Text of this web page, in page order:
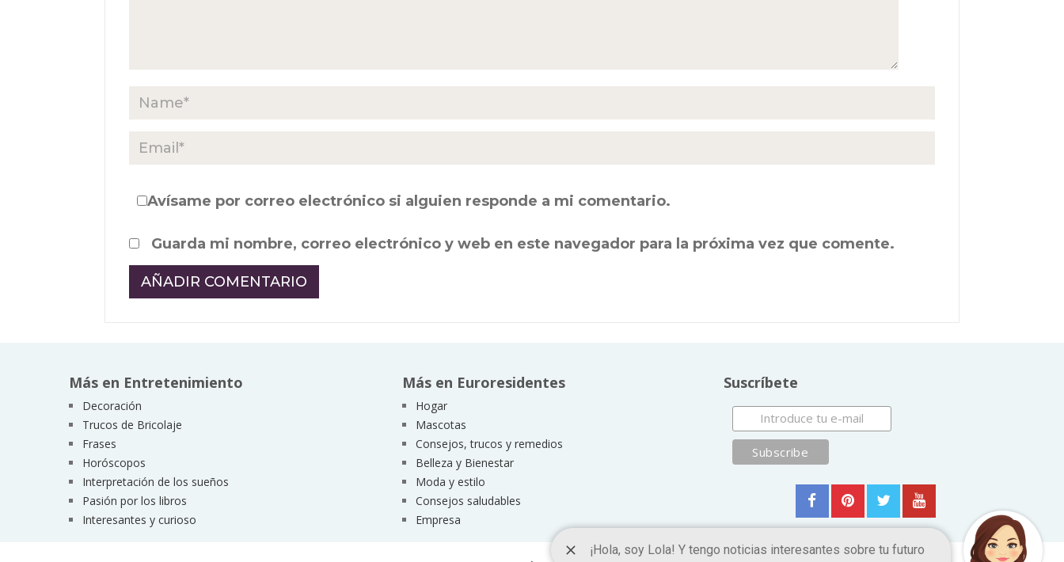
Avísame por correo electrónico si alguien responde a mi comentario.
Guarda mi nombre, correo electrónico y web en este navegador para la próxima vez que comente.
Más en Entretenimiento
Decoración
Trucos de Bricolaje
Frases
Horóscopos
Interpretación de los sueños
Pasión por los libros
Interesantes y curioso
Más en Euroresidentes
Hogar
Mascotas
Consejos, trucos y remedios
Belleza y Bienestar
Moda y estilo
Consejos saludables
Empresa
Suscríbete